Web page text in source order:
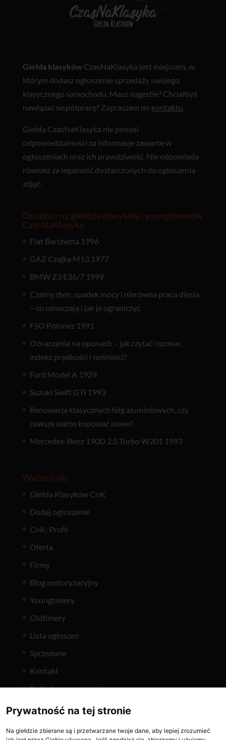
Giełda klasyków CzasNaKlasyka jest miejscem, w
którym dodasz ogłoszenie sprzedaży swojego
klasycznego samochodu. Masz sugestie? Chciałbyś
nawiązać współpracę? Zapraszam do kontaktu.
Giełda CzasNaKlasyka nie ponosi
odpowiedzialności za informacje zawarte w
ogłoszeniach oraz ich prawdziwość. Nie odpowiada
również za legalność dostarczonych do ogłoszenia
zdjęć.
Ostatnio na giełdzie klasyków i youngtimerów
CzasNaKlasyka
Fiat Barchetta 1996
GAZ Czajka M13 1977
BMW Z3 E36/7 1999
Czarny dym, spadek mocy i nierówna praca diesla
– co oznaczają i jak je ograniczyć
FSO Polonez 1991
Oznaczenia na oponach – jak czytać rozmiar,
indeks prędkości i nośności?
Ford Model A 1929
Suzuki Swift GTI 1993
Renowacja klasycznych felg aluminiowych, czy
zawsze warto kupować nowe?
Mercedes-Benz 190D 2.5 Turbo W201 1993
Ważne linki
Giełda Klasyków CnK
Dodaj ogłoszenie
CnK: Profil
Oferta
Firmy
Blog motoryzacyjny
Youngtimery
Oldtimery
Lista ogłoszeń
Sprzedane
Kontakt
Polityka prywatności
Prywatność na tej stronie
Na giełdzie zbierane są i przetwarzane twoje dane, aby lepiej zrozumieć